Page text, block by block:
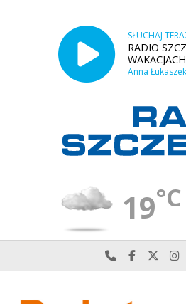
SŁUCHAJ
RADIO
Anna Łukaszek
19°C
Najlepiej po
Odwiedź